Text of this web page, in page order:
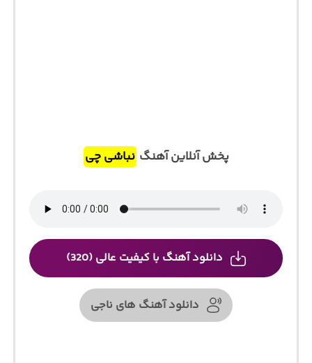
پخش آنلاین آهنگ نباشی چی
دانلود آهنگ با کیفیت عالی (320)
دانلود آهنگ های ناجی